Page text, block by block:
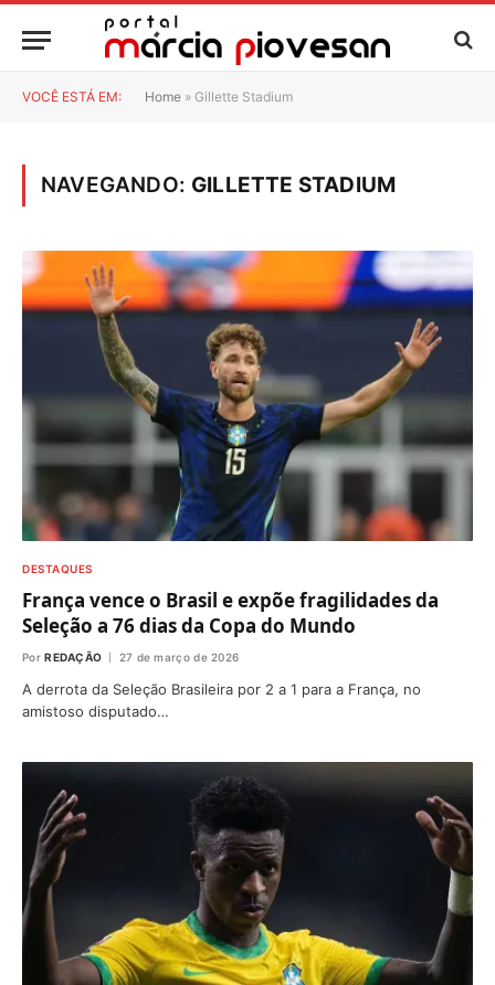
VOCÊ ESTÁ EM: Home » Gillette Stadium
NAVEGANDO: GILLETTE STADIUM
DESTAQUES
França vence o Brasil e expõe fragilidades da
Seleção a 76 dias da Copa do Mundo
Por REDAÇÃO 27 de março de 2026
A derrota da Seleção Brasileira por 2 a 1 para a França, no
amistoso disputado…